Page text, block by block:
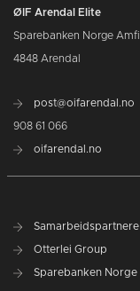
ØIF Arendal Elite
Sparebanken Norge Amfi
4848 Arendal
post@oifarendal.no
908 61 066
oifarendal.no
Samarbeidspartnere
Otterlei Group
Sparebanken Norge